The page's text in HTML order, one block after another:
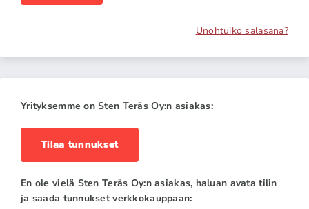
Unohtuiko salasana?
Yrityksemme on Sten Teräs Oy:n asiakas:
Tilaa tunnukset
En ole vielä Sten Teräs Oy:n asiakas, haluan avata tilin
ja saada tunnukset verkkokauppaan: